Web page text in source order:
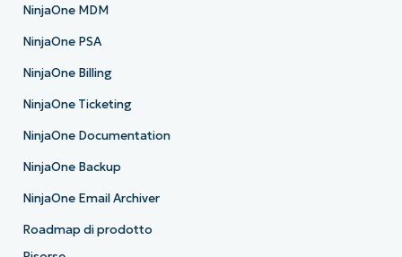
NinjaOne MDM
NinjaOne PSA
NinjaOne Billing
NinjaOne Ticketing
NinjaOne Documentation
NinjaOne Backup
NinjaOne Email Archiver
Roadmap di prodotto